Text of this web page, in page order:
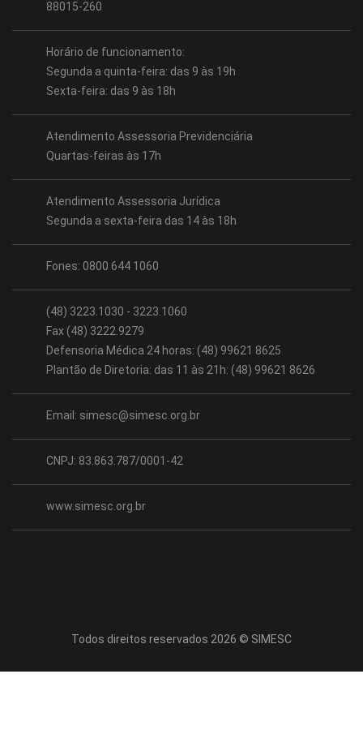
88015-260
Horário de funcionamento:
Segunda a quinta-feira: das 9 às 19h
Sexta-feira: das 9 às 18h
Atendimento Assessoria Previdenciária
Quartas-feiras às 17h
Atendimento Assessoria Jurídica
Segunda a sexta-feira das 14 às 18h
Fones: 0800 644 1060
(48) 3223.1030 - 3223.1060
Fax (48) 3222.9279
Defensoria Médica 24 horas: (48) 99621 8625
Plantão de Diretoria: das 11 às 21h: (48) 99621 8626
Email: simesc@simesc.org.br
CNPJ: 83.863.787/0001-42
www.simesc.org.br
Todos direitos reservados 2026 © SIMESC